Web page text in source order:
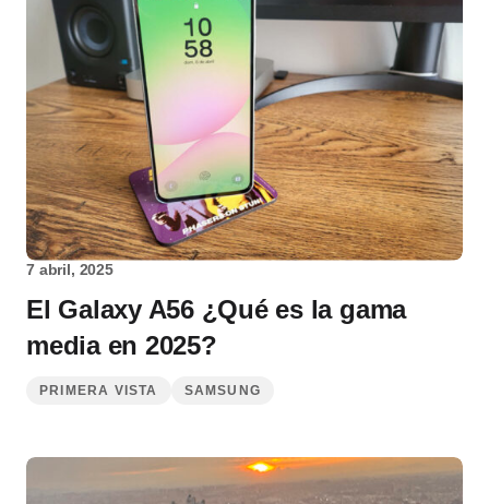
7 abril, 2025
El Galaxy A56 ¿Qué es la gama
media en 2025?
PRIMERA VISTA SAMSUNG